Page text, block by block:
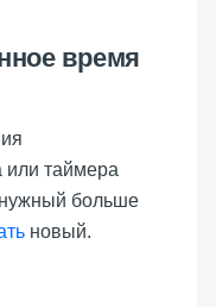
время
или таймера
больше
новый.